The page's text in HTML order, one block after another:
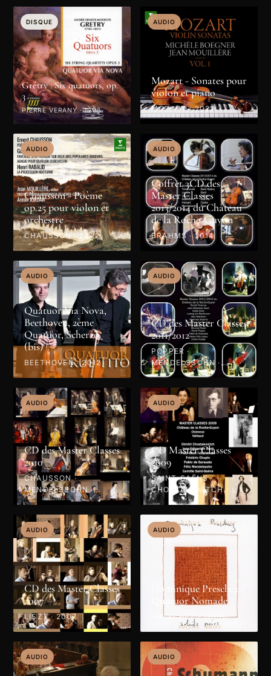
DISQUE
DISQUE
DISQUE
Grétry : Six quatuors, op.
3
PIERRE VERANY · 1998
AUDIO
Mozart - Sonates pour
violon et piano
MOZART · 2022
AUDIO
Chausson - Poème
op.25 pour violon et
orchestre
CHAUSSON · 2022
AUDIO
Coffret 3CD des
Master Classes
2013/2014 du Château
de la Roche-Guyon
BRAHMS · 2014
AUDIO
Quatuor Via Nova,
Beethoven, 2ème
Quatuor, Scherzo
(bis)
BEETHOVEN · 2012
AUDIO
CD des Master Classes
2011/2012
POPPER ·
MENDELSSOHN ·
VILLA-LOBOS · BACH ·
BRAHMS · BEETHOVEN
· RAVEL · SARASATE ·
KODÁLY · 2012
AUDIO
CD des Master Classes
2010
CHAUSSON ·
MENDELSSOHN ·
SCHUBERT · HAENDEL
· PAGANINI · GLIÈRE ·
SCHUMANN · 2010
AUDIO
CD Master Classes
2009
SAINT-SAËNS ·
CHOSTAKOVITCH ·
MENDELSSOHN ·
CHOPIN · BACH ·
SARASATE ·
TCHAÏKOVSKI · 2009
AUDIO
CD des Master Classes
2007
LISZT · 2007
AUDIO
Dominique Preschez -
Quatuor Nomade
PRESCHEZ · 2006
AUDIO AUDIO